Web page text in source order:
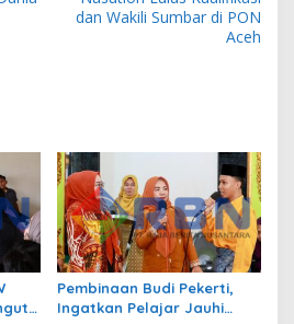
dan Wakili Sumbar di PON
Aceh
Pembinaan Budi Pekerti,
Ingatkan Pelajar Jauhi